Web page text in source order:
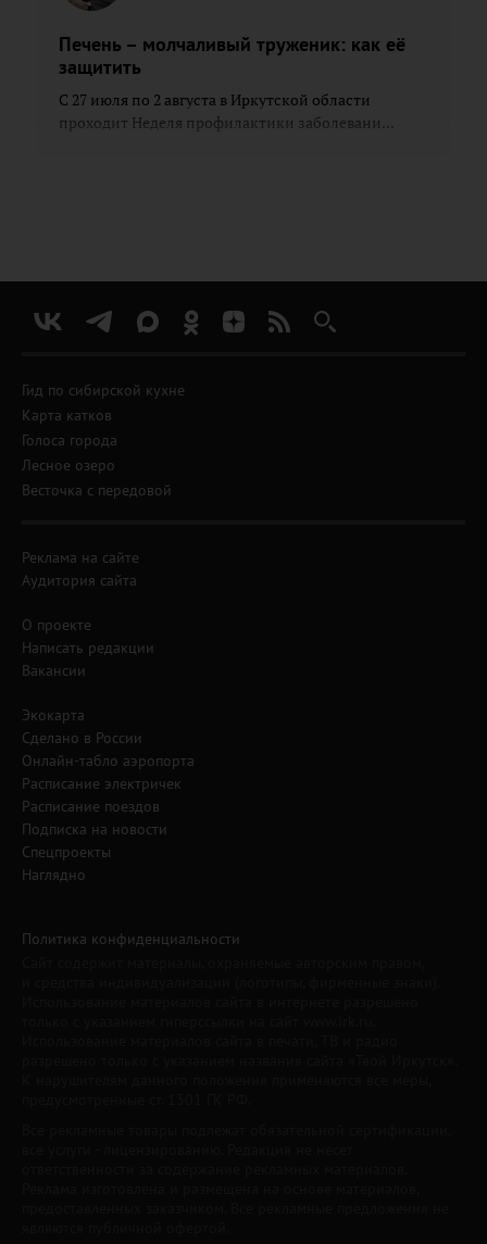
Печень – молчаливый труженик: как её
защитить
С 27 июля по 2 августа в Иркутской области
проходит Неделя профилактики заболевани...
Гид по сибирской кухне
Карта катков
Голоса города
Лесное озеро
Весточка с передовой
Реклама на сайте
Аудитория сайта
О проекте
Написать редакции
Вакансии
Экокарта
Сделано в России
Онлайн-табло аэропорта
Расписание электричек
Расписание поездов
Подписка на новости
Спецпроекты
Наглядно
Политика конфиденциальности